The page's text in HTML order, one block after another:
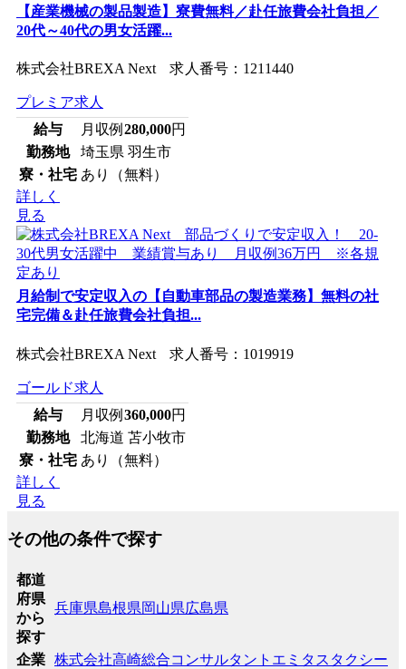
【産業機械の製品製造】寮費無料／赴任旅費会社負担／
20代～40代の男女活躍...
株式会社BREXA Next 求人番号：1211440
プレミア求人
給与
月収例 280,000円
勤務地
埼玉県 羽生市
寮・社宅 あり（無料）
詳しく
見る
月給制で安定収入の【自動車部品の製造業務】無料の社
宅完備＆赴任旅費会社負担...
株式会社BREXA Next 求人番号：1019919
ゴールド求人
給与
月収例 360,000円
勤務地
北海道 苫小牧市
寮・社宅 あり（無料）
詳しく
見る
その他の条件で探す
都道
府県
から
探す
兵庫県島根県岡山県広島県
企業
株式会社高崎総合コンサルタント エミタスタクシー